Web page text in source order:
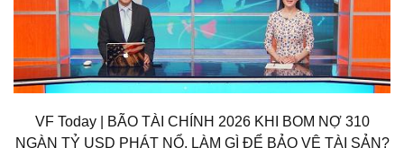
VF Today | BÃO TÀI CHÍNH 2026 KHI BOM NỢ 310
NGÀN TỶ USD PHÁT NỔ, LÀM GÌ ĐỂ BẢO VỆ TÀI SẢN?